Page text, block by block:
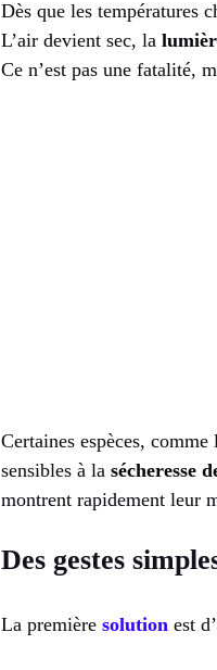
Dès que les températures
L’air devient sec, la
Ce n’est pas une fatalité,
Certaines espèces,
sensibles à la sécheresse
montrent rapidement leur
Des gestes
La première solution est